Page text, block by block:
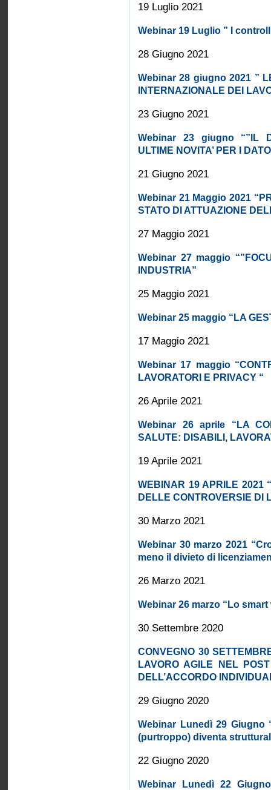
19 Luglio 2021
Webinar 19 Luglio ” I
28 Giugno 2021
Webinar 28 giugno 2021 ”
INTERNAZIONALE DEI
23 Giugno 2021
Webinar 23 giugno “”IL
ULTIME NOVITA’ PER I
21 Giugno 2021
Webinar 21 Maggio 2021
STATO DI ATTUAZIONE
27 Maggio 2021
Webinar 27 maggio
INDUSTRIA”
25 Maggio 2021
Webinar 25 maggio “LA
17 Maggio 2021
Webinar 17 maggio
LAVORATORI E PRIVACY “
26 Aprile 2021
Webinar 26 aprile “LA
SALUTE: DISABILI,
19 Aprile 2021
WEBINAR 19 APRILE 2021
DELLE CONTROVERSIE DI
30 Marzo 2021
Webinar 30 marzo 2021
meno il divieto di
26 Marzo 2021
Webinar 26 marzo “Lo
30 Settembre 2020
CONVEGNO 30
LAVORO AGILE NEL
DELL’ACCORDO
29 Giugno 2020
Webinar Lunedì 29
(purtroppo) diventa
22 Giugno 2020
Webinar Lunedì 22